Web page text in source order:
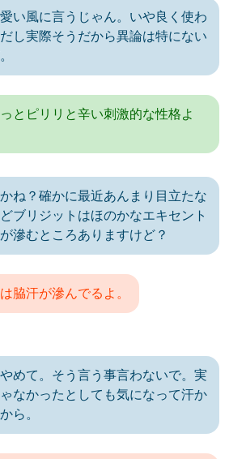
い風に言うじゃん。いや良く使わ
し実際そうだから異論は特にない
とピリリと辛い刺激的な性格よ
ね？確かに最近あんまり目立たな
ブリジットはほのかなエキセント
滲むところありますけど？
脇汗が滲んでるよ。
めて。そう言う事言わないで。実
なかったとしても気になって汗か
ら。